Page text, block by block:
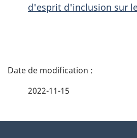
d'esprit d'inclusion sur
D
2022-11-15